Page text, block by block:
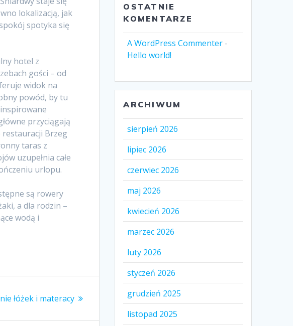
lokalizacją, jak
spotyka się
hotel z
gości – od
widok na
powód, by tu
przyciągają
restauracji Brzeg
taras z
uzupełnia całe
urlopu.
są rowery
a dla rodzin –
wodą i
łóżek i materacy
OSTATNIE
KOMENTARZE
A WordPress Commenter -
Hello world!
ARCHIWUM
sierpień 2026
lipiec 2026
czerwiec 2026
maj 2026
kwiecień 2026
marzec 2026
luty 2026
styczeń 2026
grudzień 2025
listopad 2025